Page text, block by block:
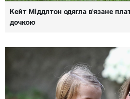
Кейт Міддлтон одягла в'язане
дочкою